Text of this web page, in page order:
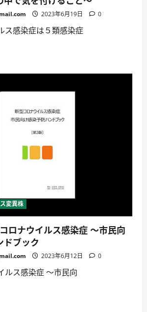
2023年6月19日 0
ス感染症は５類感染症
変異株
コロナウイルス感染症 ～市民向
ドブック
2023年6月12日 0
ルス感染症 ～市民向